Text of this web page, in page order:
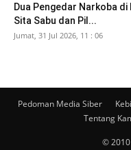
Dua Pengedar Narkoba di
Sita Sabu dan Pil...
Jumat, 31 Jul 2026, 11 : 06
Pedoman Media Siber
Tentang
© 2010